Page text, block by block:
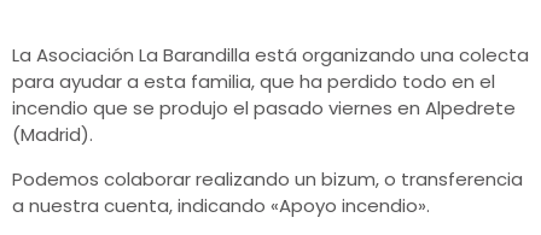
La Asociación La Barandilla está organizando una colecta
para ayudar a esta familia, que ha perdido todo en el
incendio que se produjo el pasado viernes en Alpedrete
(Madrid).
Podemos colaborar realizando un bizum, o transferencia
a nuestra cuenta, indicando «Apoyo incendio».